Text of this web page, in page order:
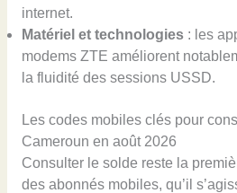
internet.
Matériel et technologies: les
modems ZTE améliorent
la fluidité des sessions USSD.
Les codes mobiles clés pour
Cameroun en août 2026
Consulter le solde reste la
des abonnés mobiles, qu’il